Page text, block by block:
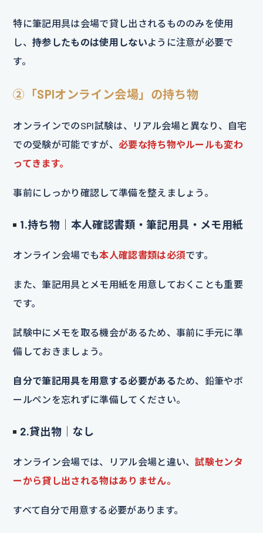
特に筆記用具は会場で貸し出されるもののみを使用
し、持参したものは使用しないように注意が必要で
す。
②「SPIオンライン会場」の持ち物
オンラインでのSPI試験は、リアル会場と異なり、自宅
での受験が可能ですが、 必要な持ち物やルールも変わ
ってきます。
事前にしっかり確認して準備を整えましょう。
1.持ち物｜本人確認書類・筆記用具・メモ用紙
オンライン会場でも本人確認書類は必須です。
また、筆記用具とメモ用紙を用意しておくことも重要
です。
試験中にメモを取る機会があるため、事前に手元に準
備しておきましょう。
自分で筆記用具を用意する必要があるため、鉛筆やボ
ールペンを忘れずに準備してください。
2.貸出物｜なし
オンライン会場では、リアル会場と違い、試験センタ
ーから貸し出される物はありません。
すべて自分で用意する必要があります。